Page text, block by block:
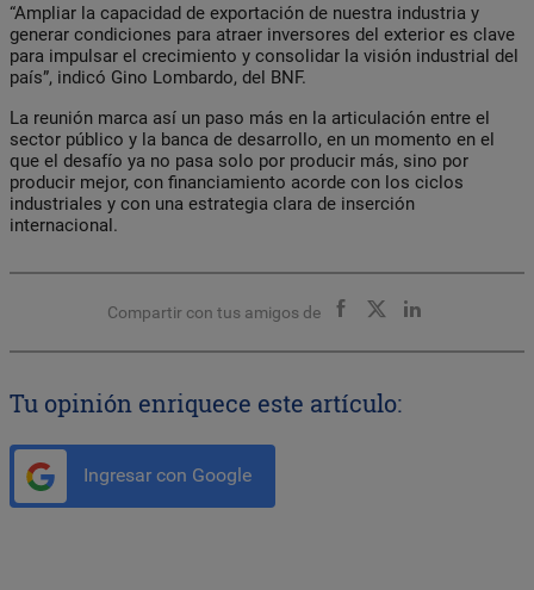
“Ampliar la capacidad de exportación de nuestra industria y
generar condiciones para atraer inversores del exterior es clave
para impulsar el crecimiento y consolidar la visión industrial del
país”, indicó Gino Lombardo, del BNF.
La reunión marca así un paso más en la articulación entre el
sector público y la banca de desarrollo, en un momento en el
que el desafío ya no pasa solo por producir más, sino por
producir mejor, con financiamiento acorde con los ciclos
industriales y con una estrategia clara de inserción
internacional.
Compartir con tus amigos de
Tu opinión enriquece este artículo:
Ingresar con Google